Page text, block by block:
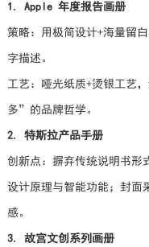
1. Apple 年度报告画册
策略：用极简设计+海量留
字描述。
工艺：哑光纸质+烫银工艺
多”的品牌哲学。
2. 特斯拉产品手册
创新点：摒弃传统说明书形
设计原理与智能功能；封面
感。
3. 故宫文创系列画册